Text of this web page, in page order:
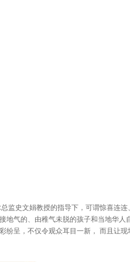
监史文娟教授的指导下，可谓惊喜连连
地气的、由稚气未脱的孩子和当地华人
纷呈，不仅令观众耳目一新， 而且让现